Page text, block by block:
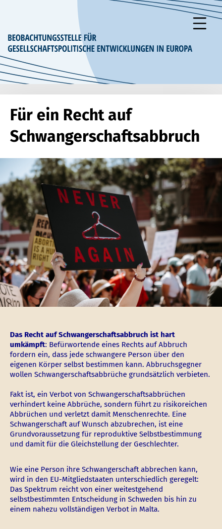
Für ein Recht auf
Schwangerschaftsabbruch
Das Recht auf Schwangerschaftsabbruch ist hart
umkämpft: Befürwortende eines Rechts auf Abbruch
fordern ein, dass jede schwangere Person über den
eigenen Körper selbst bestimmen kann. Abbruchsgegner
wollen Schwangerschaftsabbrüche grundsätzlich verbieten.
Fakt ist, ein Verbot von Schwangerschaftsabbrüchen
verhindert keine Abbrüche, sondern führt zu risikoreichen
Abbrüchen und verletzt damit Menschenrechte. Eine
Schwangerschaft auf Wunsch abzubrechen, ist eine
Grundvoraussetzung für reproduktive Selbstbestimmung
und damit für die Gleichstellung der Geschlechter.
Wie eine Person ihre Schwangerschaft abbrechen kann,
wird in den EU-Mitgliedstaaten unterschiedlich geregelt:
Das Spektrum reicht von einer weitestgehend
selbstbestimmten Entscheidung in Schweden bis hin zu
einem nahezu vollständigen Verbot in Malta.